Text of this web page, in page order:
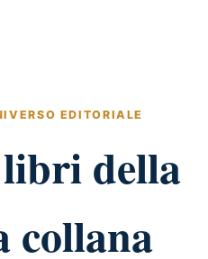
EDITORIALE
della
collana